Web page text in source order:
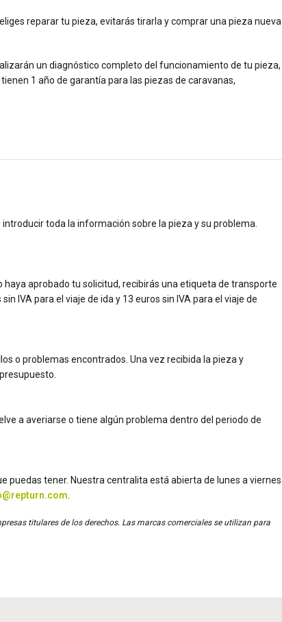
reparar tu pieza, evitarás tirarla y comprar una pieza nueva
un diagnóstico completo del funcionamiento de tu pieza,
1 año de garantía para las piezas de caravanas,
toda la información sobre la pieza y su problema.
aprobado tu solicitud, recibirás una etiqueta de transporte
IVA para el viaje de ida y 13 euros sin IVA para el viaje de
o problemas encontrados. Una vez recibida la pieza y
a averiarse o tiene algún problema dentro del periodo de
puedas tener. Nuestra centralita está abierta de lunes a viernes
titulares de los derechos. Las marcas comerciales se utilizan para